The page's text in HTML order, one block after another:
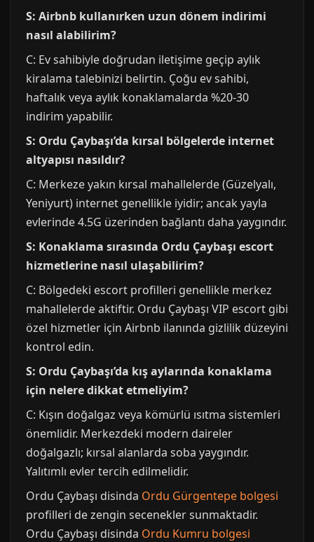
S: Airbnb kullanırken uzun dönem indirimi
nasıl alabilirim?
C: Ev sahibiyle doğrudan iletişime geçip aylık
kiralama talebinizi belirtin. Çoğu ev sahibi,
haftalık veya aylık konaklamalarda %20-30
indirim yapabilir.
S: Ordu Çaybaşı’da kırsal bölgelerde internet
altyapısı nasıldır?
C: Merkeze yakın kırsal mahallelerde (Güzelyalı,
Yeniyurt) internet genellikle iyidir; ancak yayla
evlerinde 4.5G üzerinden bağlantı daha yaygındır.
S: Konaklama sırasında Ordu Çaybaşı escort
hizmetlerine nasıl ulaşabilirim?
C: Bölgedeki escort profilleri genellikle merkez
mahallelerde aktiftir. Ordu Çaybaşı VIP escort gibi
özel hizmetler için Airbnb ilanında gizlilik düzeyini
kontrol edin.
S: Ordu Çaybaşı’da kış aylarında konaklama
için nelere dikkat etmeliyim?
C: Kışın doğalgaz veya kömürlü ısıtma sistemleri
önemlidir. Merkezdeki modern daireler
doğalgazlı; kırsal alanlarda soba yaygındır.
Yalıtımlı evler tercih edilmelidir.
Ordu Çaybaşı disinda Ordu Gürgentepe bolgesi
profilleri de zengin secenekler sunmaktadir.
Ordu Çaybaşı disinda Ordu Kumru bolgesi